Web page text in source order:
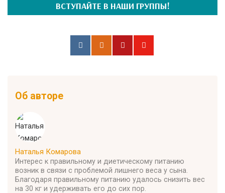
ВСТУПАЙТЕ В НАШИ ГРУППЫ!
Об авторе
Наталья Комарова
Интерес к правильному и диетическому питанию
возник в связи с проблемой лишнего веса у сына.
Благодаря правильному питанию удалось снизить вес
на 30 кг и удерживать его до сих пор.